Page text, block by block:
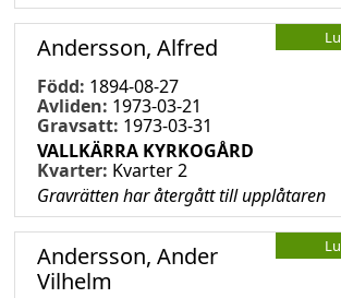
Andersson, Alfred
Född: 1894-08-27
Avliden: 1973-03-21
Gravsatt: 1973-03-31
VALLKÄRRA KYRKOGÅRD
Kvarter: Kvarter 2
Gravrätten har återgått till upplåtaren
Andersson, Ander
Vilhelm